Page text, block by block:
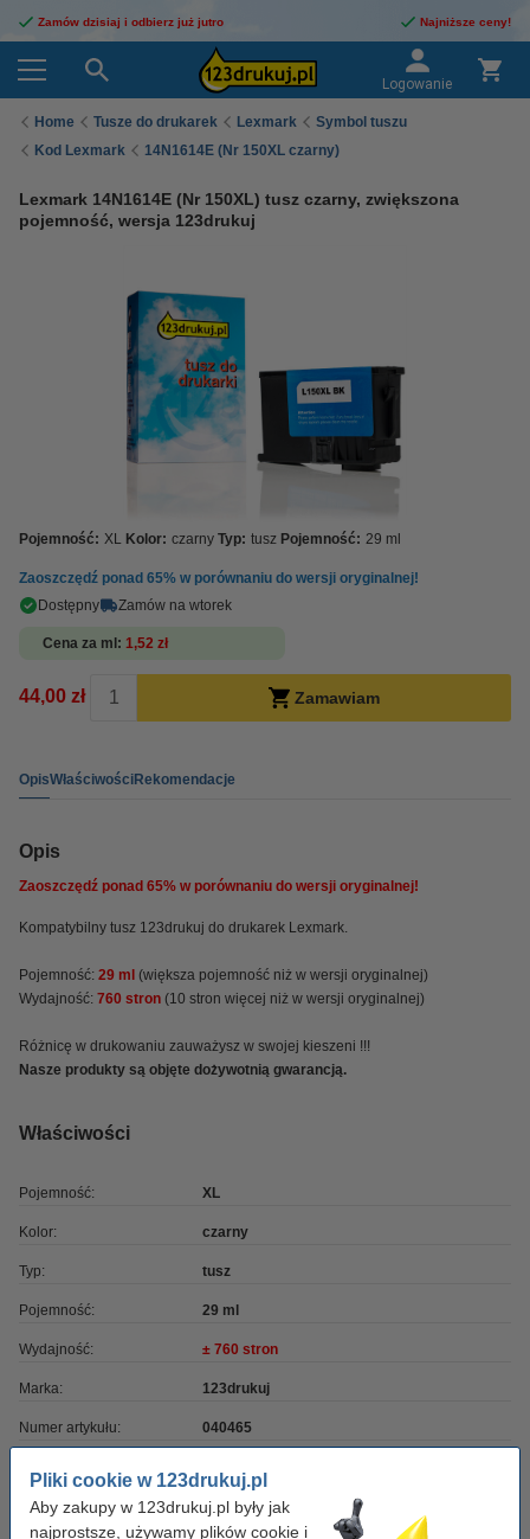
Pliki cookie w 123drukuj.pl
Aby zakupy w 123drukuj.pl były jak
najprostsze, używamy plików cookie i
Zamów dzisiaj i odbierz już jutro Najniższe ceny!
Logowanie
Home Tusze do drukarek Lexmark
Symbol tuszu
Kod Lexmark
14N1614E (Nr 150XL czarny)
Lexmark 14N1614E (Nr 150XL) tusz czarny, zwiększona
pojemność, wersja 123drukuj
Pojemność: XL Kolor: czarny Typ: tusz Pojemność: 29 ml
Zaoszczędź ponad 65% w porównaniu do wersji oryginalnej!
Dostępny
Zamów na wtorek
Cena za ml 1,52 zł
44,00 zł Zamawiam
OpisWłaściwościRekomendacje
Opis
Zaoszczędź ponad 65% w porównaniu do wersji oryginalnej!
Kompatybilny tusz 123drukuj do drukarek Lexmark.
Pojemność: 29 ml (większa pojemność niż w wersji oryginalnej)
Wydajność: 760 stron (10 stron więcej niż w wersji oryginalnej)
Różnicę w drukowaniu zauważysz w swojej kieszeni !!!
Nasze produkty są objęte dożywotnią gwarancją.
Właściwości
Pojemność: XL
Kolor: czarny
Typ: tusz
Pojemność: 29 ml
Wydajność: ± 760 stron
Marka: 123drukuj
Numer artykułu: 040465
Wskazówka: zamów niebieski